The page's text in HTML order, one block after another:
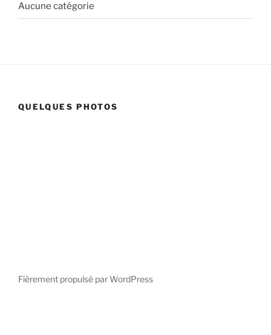
Aucune catégorie
QUELQUES PHOTOS
Fièrement propulsé par WordPress